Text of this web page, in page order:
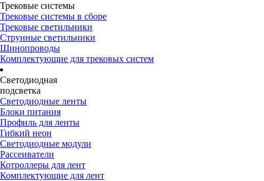
Трековые системы
Трековые системы в сборе
Трековые светильники
Струнные светильники
Шинопроводы
Комплектующие для трековых систем
Светодиодная
подсветка
Светодиодные ленты
Блоки питания
Профиль для ленты
Гибкий неон
Светодиодные модули
Рассеиватели
Котроллеры для лент
Комплектующие для лент